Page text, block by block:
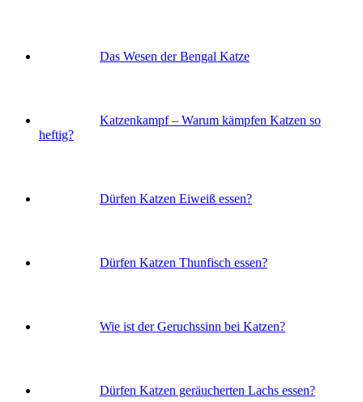
Das Wesen der Bengal Katze
Katzenkampf – Warum kämpfen Katzen so
heftig?
Dürfen Katzen Eiweiß essen?
Dürfen Katzen Thunfisch essen?
Wie ist der Geruchssinn bei Katzen?
Dürfen Katzen geräucherten Lachs essen?